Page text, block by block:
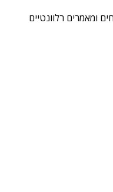
ומאמרים רלוונטיים